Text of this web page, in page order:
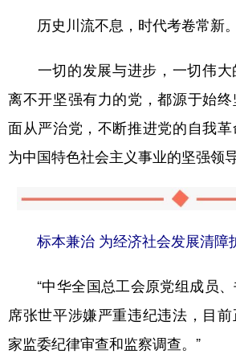
历史川流不息，时代考卷常新。
一切的发展与进步，一切伟大
离不开坚强有力的党，都源于始
面从严治党，不断推进党的自我
为中国特色社会主义事业的坚强领
标本兼治 为经济社会发展清障
“中华全国总工会原党组成员、
席张世平涉嫌严重违纪违法，目
家监委纪律审查和监察调查。”